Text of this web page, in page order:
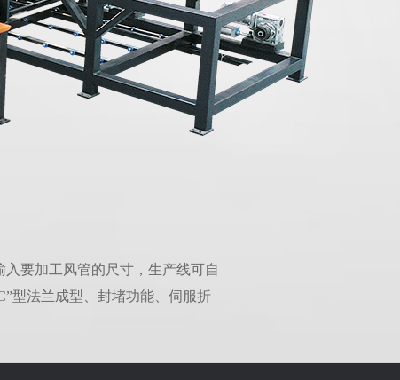
入要加工风管的尺寸，生产线可自
型法兰成型、封堵功能、伺服折